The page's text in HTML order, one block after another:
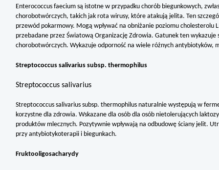
Enterococcus faecium są istotne w przypadku chorób biegunkowych,
chorobotwórczych, takich jak rota wirusy, które atakują jelita. Ten
przewód pokarmowy. Mogą wpływać na obniżanie poziomu cholesterolu
przebadane przez Światową Organizację Zdrowia. Gatunek ten wykazuje
chorobotwórczych. Wykazuje odporność na wiele różnych antybiotyków,
Streptococcus salivarius subsp. thermophilus
Streptococcus salivarius
Streptococcus salivarius subsp. thermophilus naturalnie występują w
korzystne dla zdrowia. Wskazane dla osób dla osób nietolerujących
produktów mlecznych. Pozytywnie wpływają na odbudowę ściany jelit.
przy antybiotykoterapii i biegunkach.
Fruktooligosacharydy